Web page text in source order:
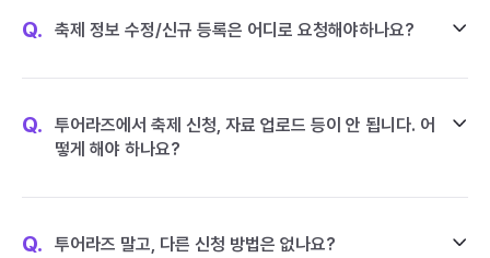
Q. 축제 정보 수정/신규 등록은 어디로 요청해야하나요?
Q.
투어라즈에서 축제 신청, 자료 업로드 등이 안 됩니다. 어
떻게 해야 하나요?
Q. 투어라즈 말고, 다른 신청 방법은 없나요?